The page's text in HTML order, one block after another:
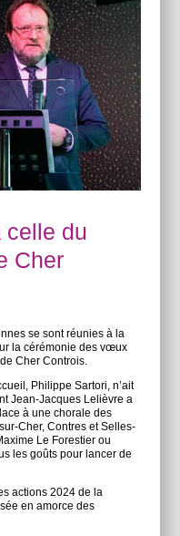
celle du
Cher
se sont réunies à la
la cérémonie des vœux
Cher Controis.
Philippe Sartori, n’ait
Jean-Jacques Lelièvre a
à une chorale des
Cher, Contres et Selles-
Le Forestier ou
les goûts pour lancer de
actions 2024 de la
en amorce des